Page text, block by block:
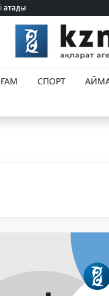
атады
атады
СПОРТ